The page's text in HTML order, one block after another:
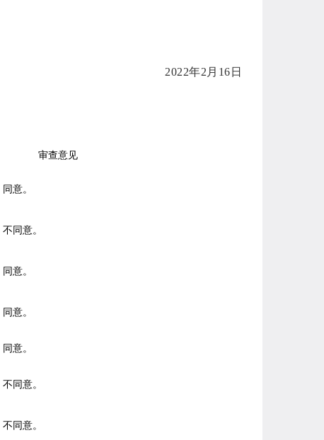
2022年2月16日
审查意见
同意。
不同意。
同意。
同意。
同意。
不同意。
不同意。